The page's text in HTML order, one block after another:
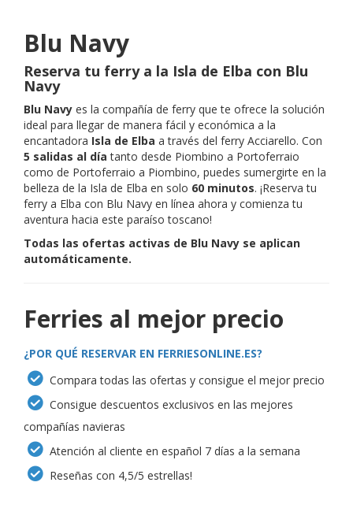
Blu Navy
Reserva tu ferry a la Isla de Elba con Blu
Navy
Blu Navy es la compañía de ferry que te ofrece la solución
ideal para llegar de manera fácil y económica a la
encantadora Isla de Elba a través del ferry Acciarello. Con
5 salidas al día tanto desde Piombino a Portoferraio
como de Portoferraio a Piombino, puedes sumergirte en la
belleza de la Isla de Elba en solo 60 minutos. ¡Reserva tu
ferry a Elba con Blu Navy en línea ahora y comienza tu
aventura hacia este paraíso toscano!
Todas las ofertas activas de Blu Navy se aplican
automáticamente.
Ferries al mejor precio
¿POR QUÉ RESERVAR EN FERRIESONLINE.ES?
Compara todas las ofertas y consigue el mejor precio
Consigue descuentos exclusivos en las mejores
compañías navieras
Atención al cliente en español 7 días a la semana
Reseñas con 4,5/5 estrellas!